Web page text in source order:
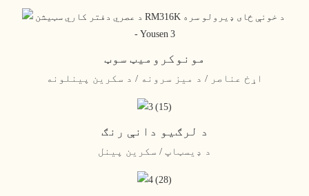
مونوکرومیټ سوټ
اړخ عناصر / د میز سرونه / د سکرین پینلونه
د لرګیو دانې رنګ
د ډیسټاپ / سکرین پینل